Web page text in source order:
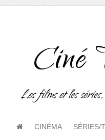
Ciné
Les films et les
CINÉMA SÉRIES/